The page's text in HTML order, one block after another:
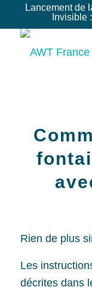
Lancement de
Invisible :
Rien de plus
Les
décrites dans